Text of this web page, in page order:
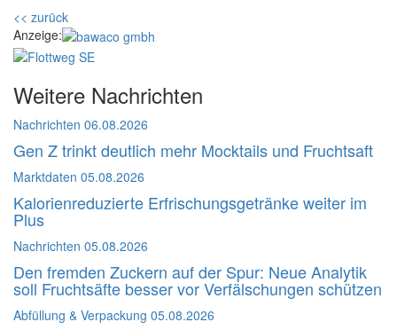
<< zurück
Anzeige:
Weitere Nachrichten
Nachrichten 06.08.2026
Gen Z trinkt deutlich mehr Mocktails und Fruchtsaft
Marktdaten 05.08.2026
Kalorienreduzierte Erfrischungsgetränke weiter im
Plus
Nachrichten 05.08.2026
Den fremden Zuckern auf der Spur: Neue Analytik
soll Fruchtsäfte besser vor Verfälschungen schützen
Abfüllung & Verpackung 05.08.2026